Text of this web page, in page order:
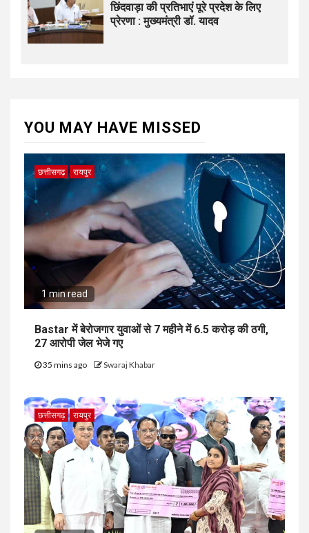
छिंदवाड़ा की प्रतिभाएं पूरे प्रदेश के लिए
प्रेरणा : मुख्यमंत्री डॉ. यादव
YOU MAY HAVE MISSED
छत्तीसगढ़ रायपुर
1 min read
Bastar में बेरोजगार युवाओं से 7 महीने में ₹6.5 करोड़ की ठगी,
27 आरोपी जेल भेजे गए
35 mins ago Swaraj Khabar
छत्तीसगढ़ रायपुर